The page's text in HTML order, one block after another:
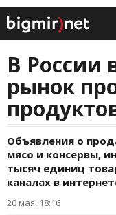
В России
рынок
Объявления о
мясо и консервы,
тысяч единиц
каналах в
20 мая, 18:16